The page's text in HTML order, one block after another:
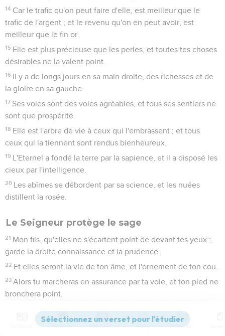
14 Car le trafic qu'on peut faire d'elle, est meilleur que le
trafic de l'argent ; et le revenu qu'on en peut avoir, est
meilleur que le fin or.
15 Elle est plus précieuse que les perles, et toutes tes choses
désirables ne la valent point.
16 Il y a de longs jours en sa main droite, des richesses et de
la gloire en sa gauche.
17 Ses voies sont des voies agréables, et tous ses sentiers ne
sont que prospérité.
18 Elle est l'arbre de vie à ceux qui l'embrassent ; et tous
ceux qui la tiennent sont rendus bienheureux.
19 L'Eternel a fondé la terre par la sapience, et il a disposé les
cieux par l'intelligence.
20 Les abîmes se débordent par sa science, et les nuées
distillent la rosée.
Le Seigneur protège le sage
21 Mon fils, qu'elles ne s'écartent point de devant tes yeux ;
garde la droite connaissance et la prudence.
22 Et elles seront la vie de ton âme, et l'ornement de ton cou.
23 Alors tu marcheras en assurance par ta voie, et ton pied ne
bronchera point.
seras couché ton sommeil sera doux.
Versions Commentaires Strong